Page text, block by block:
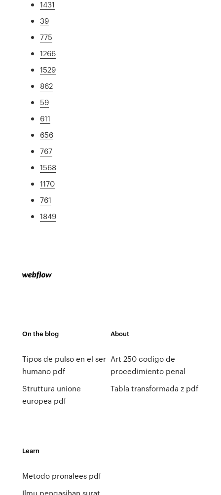
1431
39
775
1266
1529
862
59
611
656
767
1568
1170
761
1849
On the blog
Tipos de pulso en el ser
humano pdf
Struttura unione
europea pdf
About
Art 250 codigo de
procedimiento penal
Tabla transformada z pdf
Learn
Metodo pronalees pdf
Ilmu pengasihan surat